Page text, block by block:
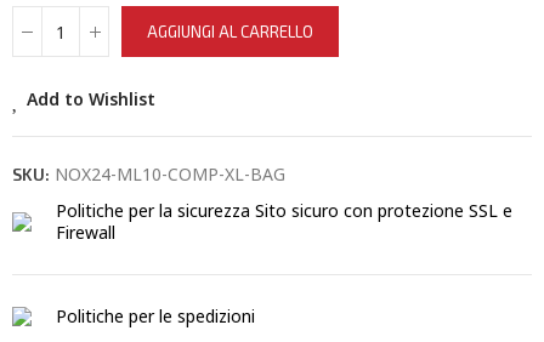
AGGIUNGI AL CARRELLO
Add to Wishlist
SKU: NOX24-ML10-COMP-XL-BAG
Politiche per la sicurezza Sito sicuro con protezione SSL e
Firewall
Politiche per le spedizioni